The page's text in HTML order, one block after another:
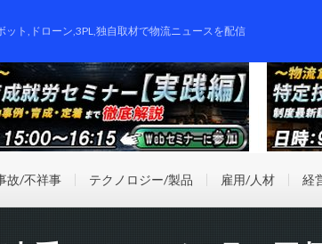
ット,ドローン,3PL,独自取材で物流ニュースを配信
故/不祥事 テクノロジー/製品 雇用/人材 経